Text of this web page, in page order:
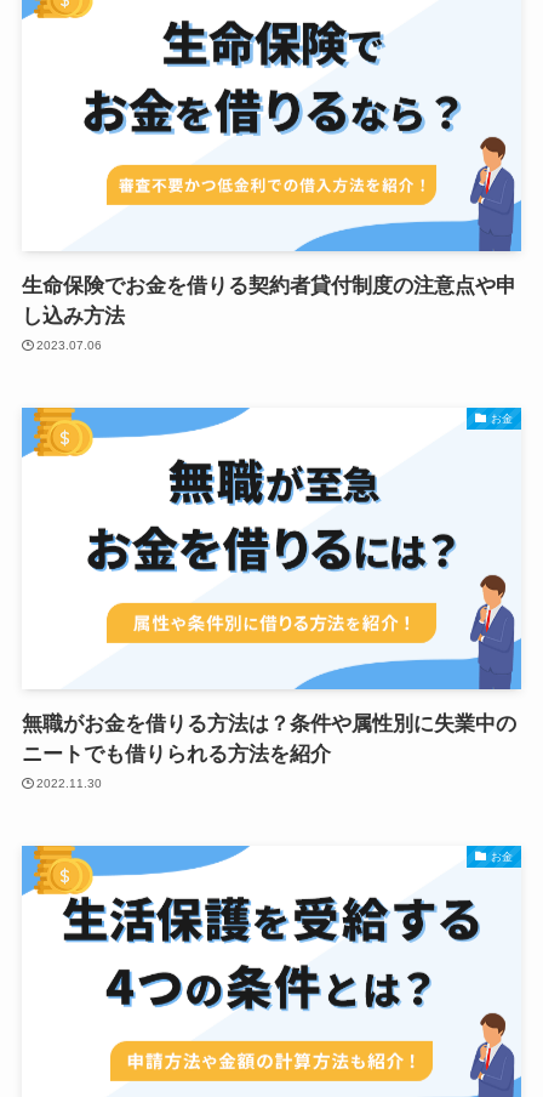
生命保険でお金を借りる契約者貸付制度の注意点や申
し込み方法
2023.07.06
お金
無職がお金を借りる方法は？条件や属性別に失業中の
ニートでも借りられる方法を紹介
2022.11.30
お金